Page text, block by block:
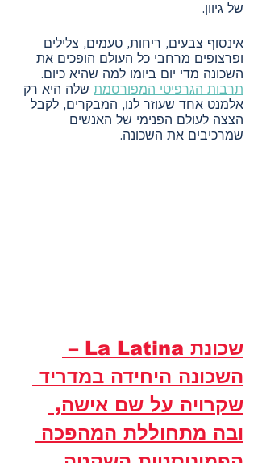
של גיוון.
אינסוף צבעים, ריחות, טעמים, צלילים
ופרצופים מרחבי כל העולם הופכים את
השכונה מדי יום ביומו למה שהיא כיום.
תרבות הגרפיטי המפורסמת שלה היא רק
אלמנט אחד שעוזר לנו, המבקרים, לקבל
הצצה לעולם הפנימי של האנשים
שמרכיבים את השכונה.
שכונת La Latina –
השכונה היחידה במדריד
שקרויה על שם אישה,
ובה מתחוללת המהפכה